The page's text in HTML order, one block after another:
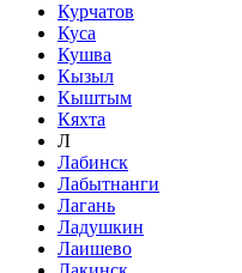
Курчатов
Куса
Кушва
Кызыл
Кыштым
Кяхта
Л
Лабинск
Лабытнанги
Лагань
Ладушкин
Лаишево